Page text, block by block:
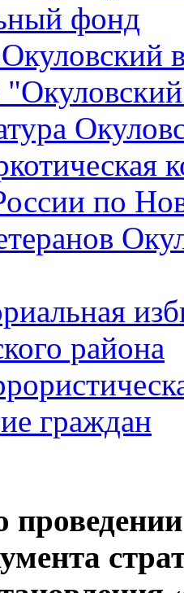
фонд
по
района
граждан